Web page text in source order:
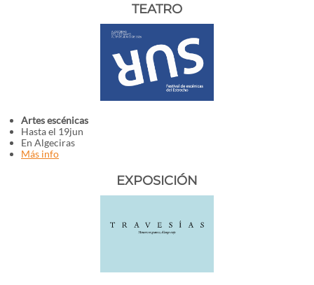
TEATRO
Artes escénicas
Hasta el 19jun
En Algeciras
Más info
EXPOSICIÓN